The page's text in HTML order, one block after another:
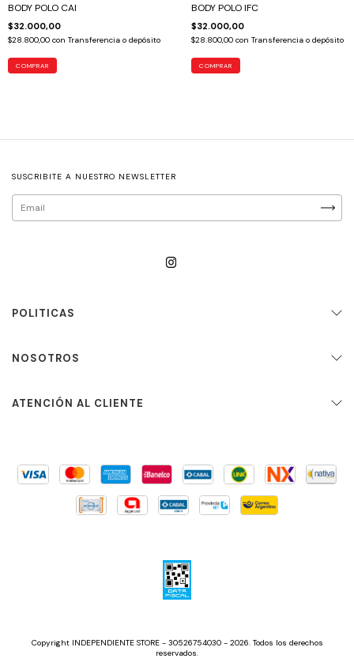
BODY POLO CAI
$32.000,00
$28.800,00 con Transferencia o depósito
COMPRAR
BODY POLO IFC
$32.000,00
$28.800,00 con Transferencia o depósito
COMPRAR
SUSCRIBITE A NUESTRO NEWSLETTER
POLITICAS
NOSOTROS
ATENCIÓN AL CLIENTE
Copyright INDEPENDIENTE STORE - 30526754030 - 2026. Todos los derechos
reservados.